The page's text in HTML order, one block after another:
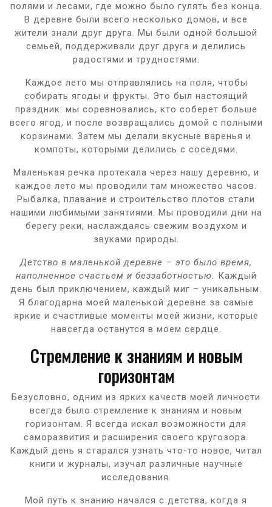
полями и лесами, где можно было гулять без конца.
В деревне были всего несколько домов, и все
жители знали друг друга. Мы были одной большой
семьей, поддерживали друг друга и делились
радостями и трудностями.
Каждое лето мы отправлялись на поля, чтобы
собирать ягоды и фрукты. Это был настоящий
праздник: мы соревновались, кто соберет больше
всего ягод, и после возвращались домой с полными
корзинами. Затем мы делали вкусные варенья и
компоты, которыми делились с соседями.
Маленькая речка протекала через нашу деревню, и
каждое лето мы проводили там множество часов.
Рыбалка, плавание и строительство плотов стали
нашими любимыми занятиями. Мы проводили дни на
берегу реки, наслаждаясь свежим воздухом и
звуками природы.
Детство в маленькой деревне – это было время,
наполненное счастьем и беззаботностью.
Каждый
день был приключением, каждый миг – уникальным.
Я благодарна моей маленькой деревне за самые
яркие и счастливые моменты моей жизни, которые
навсегда останутся в моем сердце.
Стремление к знаниям и новым
горизонтам
Безусловно, одним из ярких качеств моей личности
всегда было стремление к знаниям и новым
горизонтам. Я всегда искал возможности для
саморазвития и расширения своего кругозора.
Каждый день я старался узнать что-то новое, читал
книги и журналы, изучал различные научные
исследования.
Мой путь к знанию начался с детства, когда я